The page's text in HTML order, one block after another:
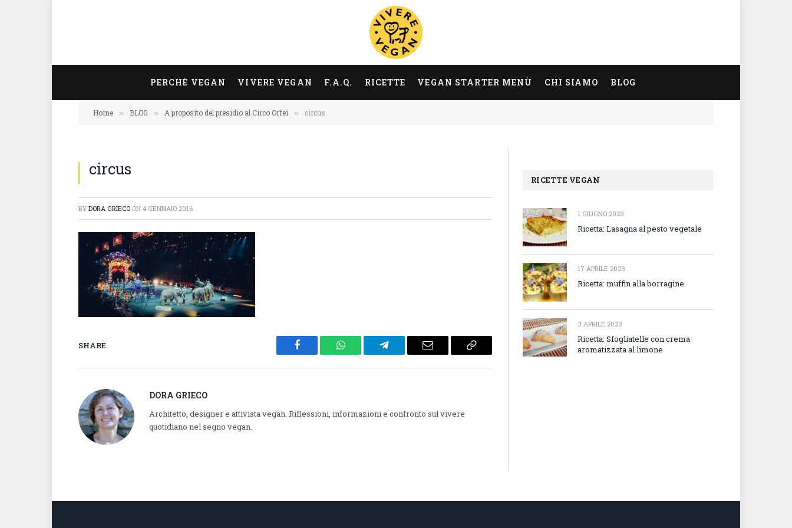
PERCHÈ VEGAN VIVERE VEGAN F.A.Q. RICETTE VEGAN STARTER MENÙ CHI SIAMO BLOG
Home » BLOG » A proposito del presidio al Circo Orfei » circus
circus
BY DORA GRIECO ON 4 GENNAIO 2016
SHARE.
Facebook WhatsAppTelegram Email
Copy
DORA GRIECO
Architetto, designer e attivista vegan. Riflessioni, informazioni e confronto sul vivere
quotidiano nel segno vegan.
RICETTE VEGAN
1 GIUGNO 2023
Ricetta: Lasagna al pesto vegetale
17 APRILE 2023
Ricetta: muffin alla borragine
3 APRILE 2023
Ricetta: Sfogliatelle con crema
aromatizzata al limone